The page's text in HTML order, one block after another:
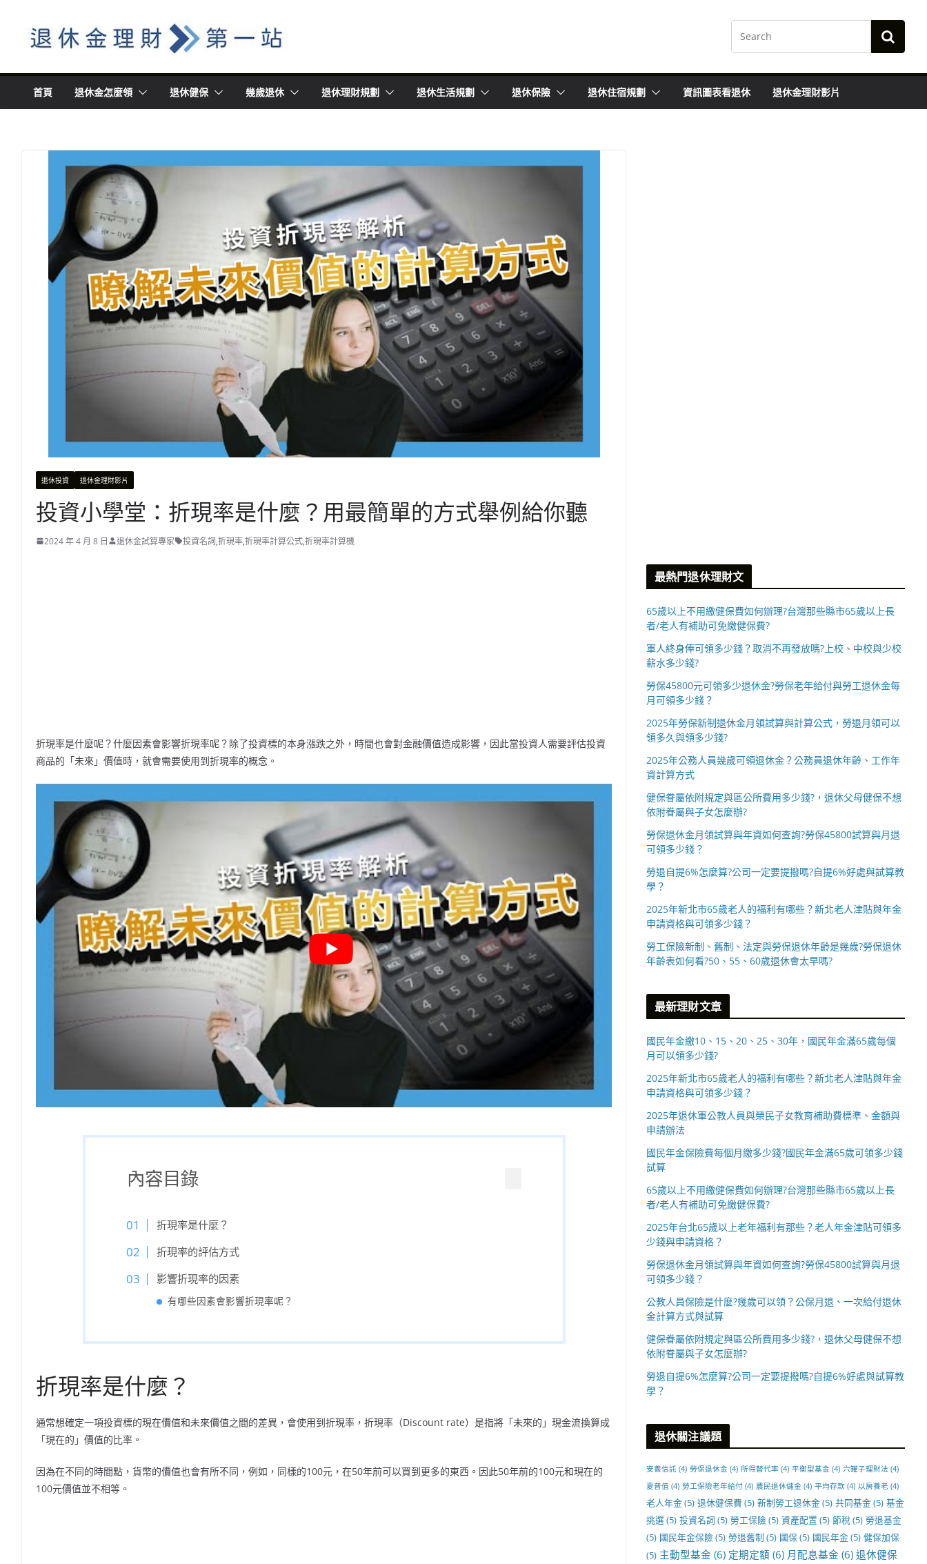
content
首頁 退休金怎麼領 退休健保 幾歲退休 退休理財規劃 退休生活規劃 退休保險 退休住宿規劃 資訊圖表看退休 退休金理財影片
退休投資 退休金理財影片
投資小學堂：折現率是什麼？用最簡單的方式舉例給你聽
2024 年 4 月 8 日 退休金試算專家 投資名詞,折現率,折現率計算公式,折現率計算機
折現率是什麼呢？什麼因素會影響折現率呢？除了投資標的本身漲跌之外，時間也會對金融價值造成影響，因此當投資人需要評估投資
商品的「未來」價值時，就會需要使用到折現率的概念。
內容目錄
折現率是什麼？
折現率的評估方式
影響折現率的因素
有哪些因素會影響折現率呢？
折現率是什麼？
通常想確定一項投資標的現在價值和未來價值之間的差異，會使用到折現率，折現率（Discount rate）是指將「未來的」現金流換算成
「現在的」價值的比率。
因為在不同的時間點，貨幣的價值也會有所不同，例如，同樣的100元，在50年前可以買到更多的東西。因此50年前的100元和現在的
100元價值並不相等。
最熱門退休理財文
65歲以上不用繳健保費如何辦理?台灣那些縣市65歲以上長
者/老人有補助可免繳健保費?
軍人終身俸可領多少錢？取消不再發放嗎?上校、中校與少校
薪水多少錢?
勞保45800元可領多少退休金?勞保老年給付與勞工退休金每
月可領多少錢？
2025年勞保新制退休金月領試算與計算公式，勞退月領可以
領多久與領多少錢?
2025年公務人員幾歲可領退休金？公務員退休年齡、工作年
資計算方式
健保眷屬依附規定與區公所費用多少錢?，退休父母健保不想
依附眷屬與子女怎麼辦?
勞保退休金月領試算與年資如何查詢?勞保45800試算與月退
可領多少錢？
勞退自提6%怎麼算?公司一定要提撥嗎?自提6%好處與試算教
學？
2025年新北市65歲老人的福利有哪些？新北老人津貼與年金
申請資格與可領多少錢？
勞工保險新制、舊制、法定與勞保退休年齡是幾歲?勞保退休
年齡表如何看?50、55、60歲退休會太早嗎?
最新理財文章
國民年金繳10、15、20、25、30年，國民年金滿65歲每個
月可以領多少錢?
2025年新北市65歲老人的福利有哪些？新北老人津貼與年金
申請資格與可領多少錢？
2025年退休軍公教人員與榮民子女教育補助費標準、金額與
申請辦法
國民年金保險費每個月繳多少錢?國民年金滿65歲可領多少錢
試算
65歲以上不用繳健保費如何辦理?台灣那些縣市65歲以上長
者/老人有補助可免繳健保費?
2025年台北65歲以上老年福利有那些？老人年金津貼可領多
少錢與申請資格？
勞保退休金月領試算與年資如何查詢?勞保45800試算與月退
可領多少錢？
公教人員保險是什麼?幾歲可以領？公保月退、一次給付退休
金計算方式與試算
健保眷屬依附規定與區公所費用多少錢?，退休父母健保不想
依附眷屬與子女怎麼辦?
勞退自提6%怎麼算?公司一定要提撥嗎?自提6%好處與試算教
學？
退休關注議題
安養信託 (4) 勞保退休金 (4) 所得替代率 (4) 平衡型基金 (4) 六罐子理財法 (4)
夏普值 (4) 勞工保險老年給付 (4) 農民退休儲金 (4) 平均存款 (4) 以房養老 (4)
老人年金(5) 退休健保費 (5) 新制勞工退休金(5) 共同基金(5) 基金
挑選 (5) 投資名詞 (5) 勞工保險 (5) 資產配置 (5) 節稅 (5) 勞退基金
(5) 國民年金保險 (5) 勞退舊制 (5) 國保(5) 國民年金(5) 健保加保
(5) 主動型基金 (6) 定期定額 (6) 月配息基金 (6) 退休健保